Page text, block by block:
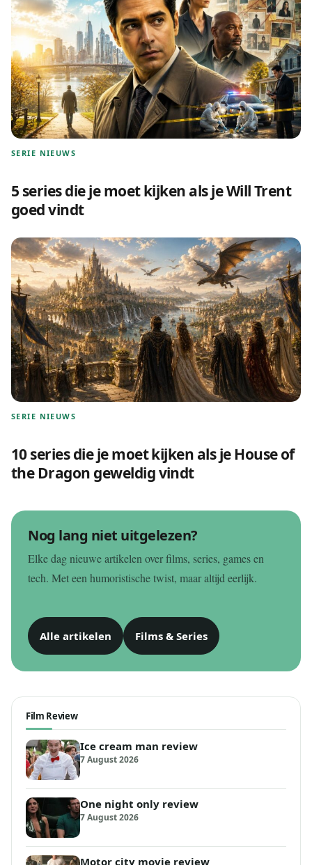
SERIE NIEUWS
5 series die je moet kijken als je Will Trent
goed vindt
SERIE NIEUWS
10 series die je moet kijken als je House of
the Dragon geweldig vindt
Nog lang niet uitgelezen?
Elke dag nieuwe artikelen over films, series, games en
tech. Met een humoristische twist, maar altijd eerlijk.
Alle artikelen Films & Series
Film Review
Ice cream man review
7 August 2026
One night only review
7 August 2026
Motor city movie review